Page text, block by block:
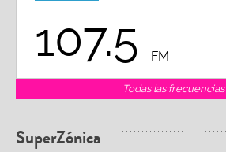
107.5 FM
Todas las frecuencias
SuperZónica